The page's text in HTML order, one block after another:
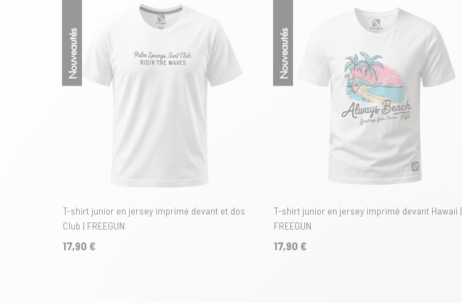
Nouveautés
T-shirt junior en jersey imprimé devant et dos
Club | FREEGUN
17,90 €
Nouveautés
T-shirt junior en jersey imprimé devant Hawaii |
FREEGUN
17,90 €